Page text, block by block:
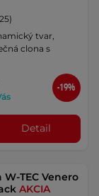
tvar,
clona s
-19%
Detail
TEC Venero
AKCIA